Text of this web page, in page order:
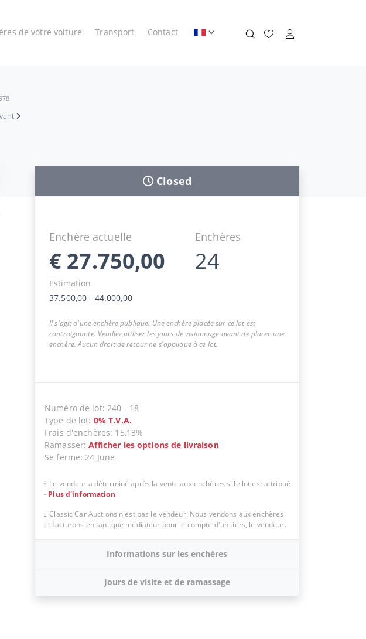
de votre voiture Transport Contact
Closed
Enchère actuelle
€ 27.750,00
Enchères
24
Estimation
37.500,00 - 44.000,00
Il s'agit d'une enchère publique. Une enchère placée sur ce lot est
contraignante. Veuillez utiliser les jours de visionnage avant de placer une
enchère. Aucun droit de retour ne s'applique à ce lot.
Numéro de lot: 240 - 18
Type de lot: 0% T.V.A.
Frais d'enchères: 15,13%
Ramasser:Afficher les options de livraison
Se ferme:24 June
Le vendeur a déterminé après la vente aux enchères si le lot est attribué
- Plus d'information
Classic Car Auctions n'est pas le vendeur. Nous vendons aux enchères
et facturons en tant que médiateur pour le compte d'un tiers, le vendeur.
Informations sur les enchères
Jours de visite et de ramassage